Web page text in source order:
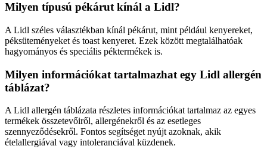
Milyen típusú pékárut kínál a Lidl?
A Lidl széles választékban kínál pékárut, mint például kenyereket,
péksüteményeket és toast kenyeret. Ezek között megtalálhatóak
hagyományos és speciális péktermékek is.
Milyen információkat tartalmazhat egy Lidl allergén
táblázat?
A Lidl allergén táblázata részletes információkat tartalmaz az egyes
termékek összetevőiről, allergénekről és az esetleges
szennyeződésekről. Fontos segítséget nyújt azoknak, akik
ételallergiával vagy intoleranciával küzdenek.